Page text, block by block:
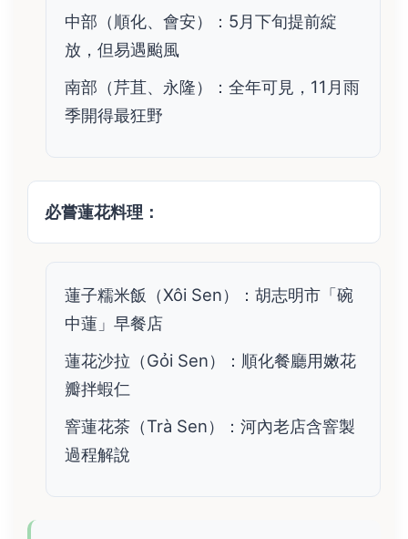
中部（順化、會安）：5月下旬提前綻
放，但易遇颱風
南部（芹苴、永隆）：全年可見，11月雨
季開得最狂野
必嘗蓮花料理：
蓮子糯米飯（Xôi Sen）：胡志明市「碗
中蓮」早餐店
蓮花沙拉（Gỏi Sen）：順化餐廳用嫩花
瓣拌蝦仁
窨蓮花茶（Trà Sen）：河內老店含窨製
過程解說